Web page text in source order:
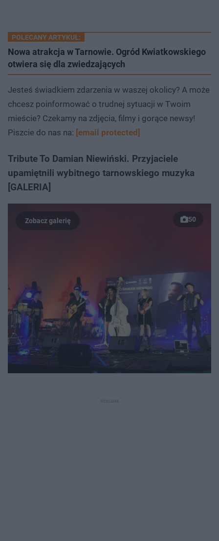
POLECANY ARTYKUŁ:
Nowa atrakcja w Tarnowie. Ogród Kwiatkowskiego
otwiera się dla zwiedzających
Jesteś świadkiem zdarzenia w waszej okolicy? A może
chcesz poinformować o trudnej sytuacji w Twoim
mieście? Czekamy na zdjęcia, filmy i gorące newsy!
Piszcie do nas na: [email protected]
Tribute To Damian Niewiński. Przyjaciele
upamiętnili wybitnego tarnowskiego muzyka
[GALERIA]
50